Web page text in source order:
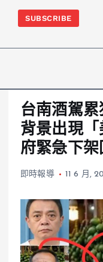
SUBSCRIBE
台南酒駕
背景出現
府緊急下架
即時報導 11 6 月,